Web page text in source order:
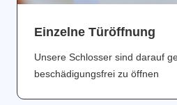
Einzelne Türöffnung
Unsere Schlosser sind darauf
beschädigungsfrei zu öffnen